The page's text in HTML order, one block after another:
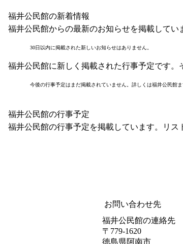
福井公民館の新着情報
福井公民館からの最新のお知らせを掲載してい
30日以内に掲載された新しいお知らせはありません。
福井公民館に新しく掲載された行事予定です。
今後の行事予定はまだ掲載されていません。詳しくは福井公民館ま
福井公民館の行事予定
福井公民館の行事予定を掲載しています。リス
お問い合わせ先
福井公民館の連絡先
〒779-1620
徳島県阿南市